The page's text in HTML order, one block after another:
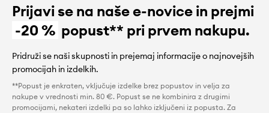
Prijavi se na naše e-novice in prejmi
-20 % popust** pri prvem nakupu.
Pridruži se naši skupnosti in prejemaj informacije o najnovejših
promocijah in izdelkih.
**Popust je enkraten, vključuje izdelke brez popustov in velja za
nakupe v vrednosti min. 80 €. Popust se ne kombinira z drugimi
promocijami, nekateri izdelki pa so lahko izključeni iz popusta. Za